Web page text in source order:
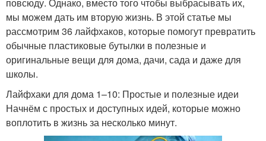
мы можем дать им вторую жизнь. В этой статье мы
рассмотрим 36 лайфхаков, которые помогут превратить
обычные пластиковые бутылки в полезные и
оригинальные вещи для дома, дачи, сада и даже для
школы.
Лайфхаки для дома 1–10: Простые и полезные идеи
Начнём с простых и доступных идей, которые можно
воплотить в жизнь за несколько минут.